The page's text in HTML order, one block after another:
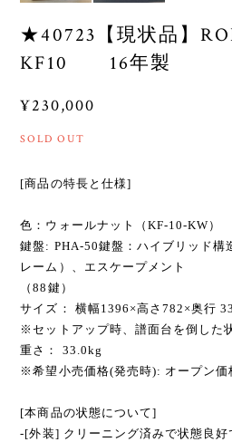
★40723【現状品】
KF10 16年製
¥230,000
SOLD OUT
[商品の特長と仕様]
色：ウォールナット（KF-10-KW）
鍵盤: PHA-50鍵盤：ハイブリッド構
レーム）、エスケープメン
（88鍵）
サイズ： 横幅1396×高さ782×奥行
※セットアップ時、譜面台を倒した
重さ： 33.0kg
※希望小売価格(発売時): オープン価
[本商品の状態について]
-[外装] クリーニング済みで状態良好